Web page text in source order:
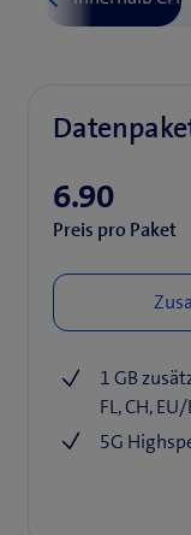
6.90
Preis pro Paket
1 GB
FL, CH,
5G